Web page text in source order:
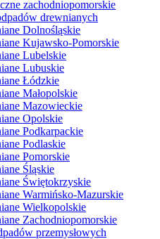
zachodniopomorskie
drewnianych
Dolnośląskie
Kujawsko-Pomorskie
Lubelskie
Lubuskie
Łódzkie
Małopolskie
Mazowieckie
Opolskie
Podkarpackie
Podlaskie
Pomorskie
Śląskie
Świętokrzyskie
Warmińsko-Mazurskie
Wielkopolskie
Zachodniopomorskie
przemysłowych